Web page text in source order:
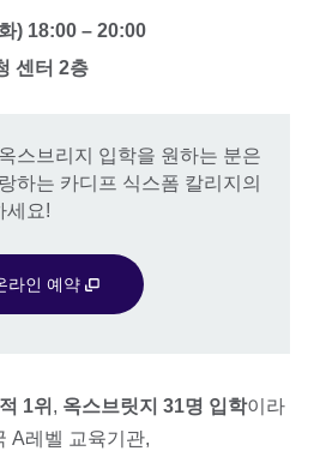
) 18:00 –20:00
센터 2층
스브리지 입학을 원하는 분은
하는 카디프 식스폼 칼리지의
세요!
라인 예약
1위 , 옥스브릿지 31명 입학이라
A레벨 교육기관,